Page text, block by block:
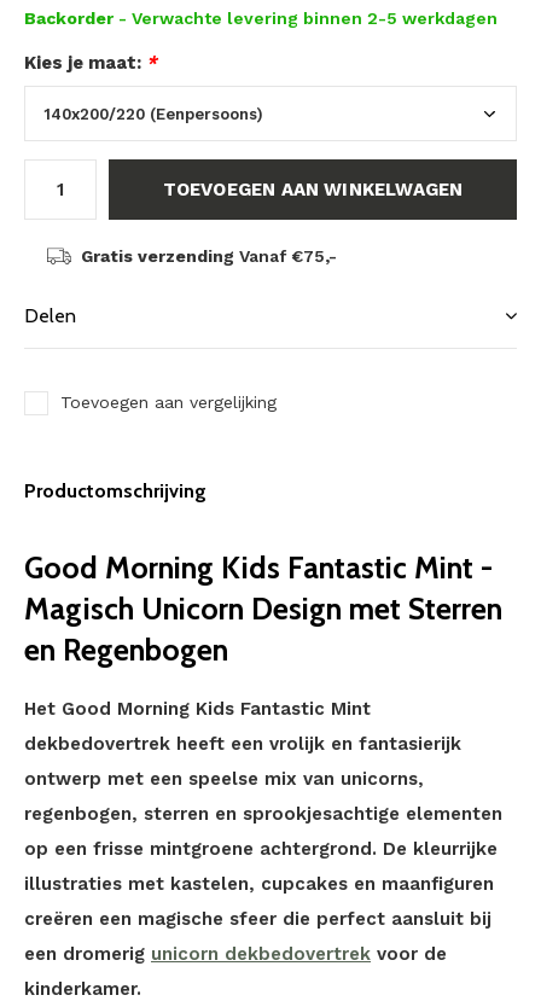
Backorder - Verwachte levering binnen 2-5 werkdagen
Kies je maat: *
TOEVOEGEN AAN WINKELWAGEN
Gratis verzending Vanaf €75,-
Delen
Toevoegen aan vergelijking
Productomschrijving
Good Morning Kids Fantastic Mint -
Magisch Unicorn Design met Sterren
en Regenbogen
Het Good Morning Kids Fantastic Mint
dekbedovertrek heeft een vrolijk en fantasierijk
ontwerp met een speelse mix van unicorns,
regenbogen, sterren en sprookjesachtige elementen
op een frisse mintgroene achtergrond. De kleurrijke
illustraties met kastelen, cupcakes en maanfiguren
creëren een magische sfeer die perfect aansluit bij
een dromerig unicorn dekbedovertrek voor de
kinderkamer.